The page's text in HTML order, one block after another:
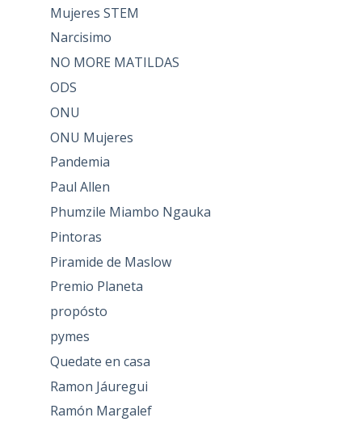
Mujeres STEM
Narcisimo
NO MORE MATILDAS
ODS
ONU
ONU Mujeres
Pandemia
Paul Allen
Phumzile Miambo Ngauka
Pintoras
Piramide de Maslow
Premio Planeta
propósto
pymes
Quedate en casa
Ramon Jáuregui
Ramón Margalef